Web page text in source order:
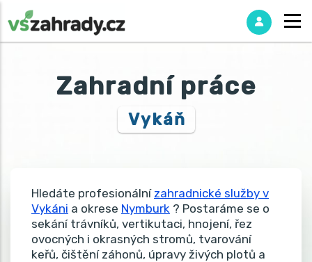
Zahradní práce
Vykáň
Hledáte profesionální zahradnické služby v
Vykáni a okrese Nymburk ? Postaráme se o
sekání trávníků, vertikutaci, hnojení, řez
ovocných i okrasných stromů, tvarování
keřů, čištění záhonů, úpravy živých plotů a